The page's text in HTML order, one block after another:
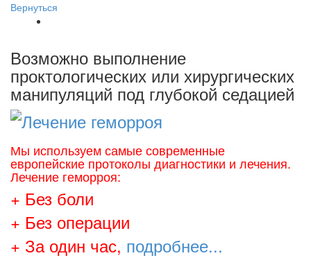
Вернуться
Возможно выполнение
проктологических или хирургических
манипуляций под глубокой седацией
Мы используем самые современные
европейские протоколы диагностики и лечения.
Лечение геморроя:
+ Без боли
+ Без операции
+ За один час, подробнее...